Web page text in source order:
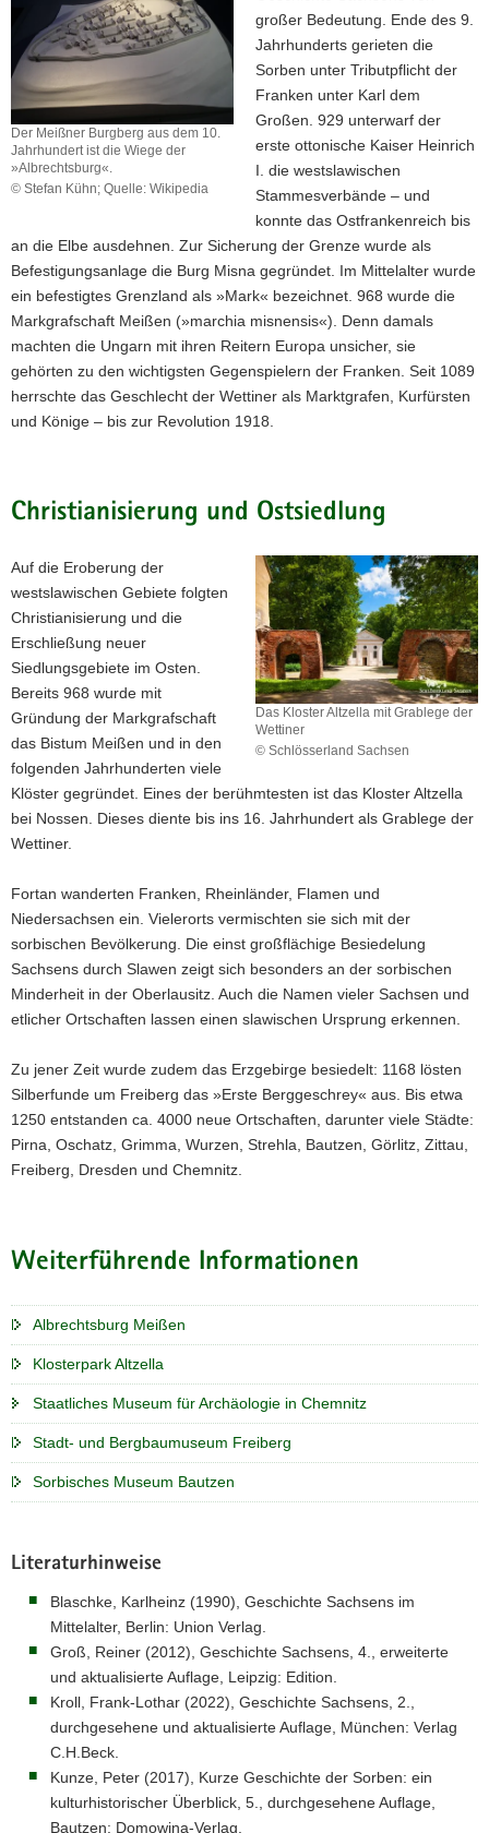
Der Meißner Burgberg aus dem 10.
Jahrhundert ist die Wiege der
»Albrechtsburg«.
© Stefan Kühn; Quelle: Wikipedia
Burgberg
aus
dem
Jahrhundert
ist
die
Wiege
»Albrechtsburg«.
großer Bedeutung. Ende des 9.
Jahrhunderts gerieten die
Sorben unter Tributpflicht der
Franken unter Karl dem
Großen. 929 unterwarf der
erste ottonische Kaiser Heinrich
I. die westslawischen
Stammesverbände – und
konnte das Ostfrankenreich bis
an die Elbe ausdehnen. Zur Sicherung der Grenze wurde als
Befestigungsanlage die Burg Misna gegründet. Im Mittelalter wurde
ein befestigtes Grenzland als »Mark« bezeichnet. 968 wurde die
Markgrafschaft Meißen (»marchia misnensis«). Denn damals
machten die Ungarn mit ihren Reitern Europa unsicher, sie
gehörten zu den wichtigsten Gegenspielern der Franken. Seit 1089
herrschte das Geschlecht der Wettiner als Marktgrafen, Kurfürsten
und Könige – bis zur Revolution 1918.
Christianisierung und Ostsiedlung
Das Kloster Altzella mit Grablege der
Wettiner
© Schlösserland Sachsen
Kloster
Altzella
Wettiner
Auf die Eroberung der
westslawischen Gebiete folgten
Christianisierung und die
Erschließung neuer
Siedlungsgebiete im Osten.
Bereits 968 wurde mit
Gründung der Markgrafschaft
das Bistum Meißen und in den
folgenden Jahrhunderten viele
Klöster gegründet. Eines der berühmtesten ist das Kloster Altzella
bei Nossen. Dieses diente bis ins 16. Jahrhundert als Grablege der
Wettiner.
Fortan wanderten Franken, Rheinländer, Flamen und
Niedersachsen ein. Vielerorts vermischten sie sich mit der
sorbischen Bevölkerung. Die einst großflächige Besiedelung
Sachsens durch Slawen zeigt sich besonders an der sorbischen
Minderheit in der Oberlausitz. Auch die Namen vieler Sachsen und
etlicher Ortschaften lassen einen slawischen Ursprung erkennen.
Zu jener Zeit wurde zudem das Erzgebirge besiedelt: 1168 lösten
Silberfunde um Freiberg das »Erste Berggeschrey« aus. Bis etwa
1250 entstanden ca. 4000 neue Ortschaften, darunter viele Städte:
Pirna, Oschatz, Grimma, Wurzen, Strehla, Bautzen, Görlitz, Zittau,
Freiberg, Dresden und Chemnitz.
Weiterführende Informationen
Albrechtsburg Meißen
Klosterpark Altzella
Staatliches Museum für Archäologie in Chemnitz
Stadt- und Bergbaumuseum Freiberg
Sorbisches Museum Bautzen
Literaturhinweise
Blaschke, Karlheinz (1990), Geschichte Sachsens im
Mittelalter, Berlin: Union Verlag.
Groß, Reiner (2012), Geschichte Sachsens, 4., erweiterte
und aktualisierte Auflage, Leipzig: Edition.
Kroll, Frank-Lothar (2022), Geschichte Sachsens, 2.,
durchgesehene und aktualisierte Auflage, München: Verlag
C.H.Beck.
Kunze, Peter (2017), Kurze Geschichte der Sorben: ein
kulturhistorischer Überblick, 5., durchgesehene Auflage,
Bautzen: Domowina-Verlag.